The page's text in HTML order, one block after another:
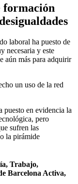
formación
laboral ha puesto de
necesaria y este
aún más para adquirir
un uso de la red
puesto en evidencia la
pero
sufren las
la pirámide
Trabajo,
Barcelona Activa,